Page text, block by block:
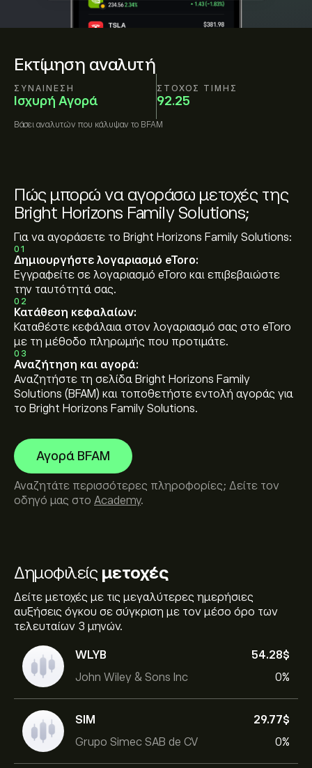
Εκτίμηση αναλυτή
ΣΥΝΑΊΝΕΣΗ
Ισχυρή Αγορά
ΣΤΌΧΟΣ ΤΙΜΉΣ
92.25
Βάσει αναλυτών που κάλυψαν το BFAM
Δημοφιλείς μετοχές
Δείτε μετοχές με τις μεγαλύτερες ημερήσιες
αυξήσεις όγκου σε σύγκριση με τον μέσο όρο των
τελευταίων 3 μηνών.
WLYB
John Wiley & Sons Inc
54.28‎$‎
0%
SIM
Grupo Simec SAB de CV
29.77‎$‎
0%
Πώς μπορώ να αγοράσω μετοχές της
Bright Horizons Family Solutions;
Για να αγοράσετε το Bright Horizons Family Solutions:
01
Δημιουργήστε λογαριασμό eToro:
Εγγραφείτε σε λογαριασμό eToro και επιβεβαιώστε
την ταυτότητά σας.
02
Κατάθεση κεφαλαίων:
Καταθέστε κεφάλαια στον λογαριασμό σας στο eToro
με τη μέθοδο πληρωμής που προτιμάτε.
03
Αναζήτηση και αγορά:
Αναζητήστε τη σελίδα Bright Horizons Family
Solutions (BFAM) και τοποθετήστε εντολή αγοράς για
το Bright Horizons Family Solutions.
Αγορά BFAM
Αναζητάτε περισσότερες πληροφορίες; Δείτε τον
οδηγό μας στο Academy.